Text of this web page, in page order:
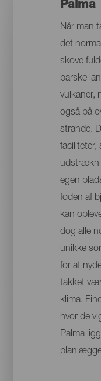
Palma
Når man
det
skove
barske
vulkaner,
også på
strande.
faciliteter,
egen
foden af
kan
dog alle
unikke
for at
takket
klima.
hvor de
Palma